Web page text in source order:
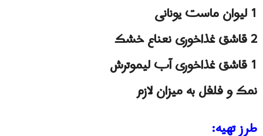
1 لیوان ماست یونانی
2 قاشق غذاخوری نعناع خشک
1 قاشق غذاخوری آب لیموترش
نمک و فلفل به میزان لازم
طرز تهیه: